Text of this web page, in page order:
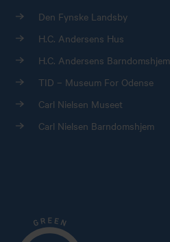
Den Fynske Landsby
H.C. Andersens Hus
H.C. Andersens Barndomshjem
TID – Museum For Odense
Carl Nielsen Museet
Carl Nielsen Barndomshjem